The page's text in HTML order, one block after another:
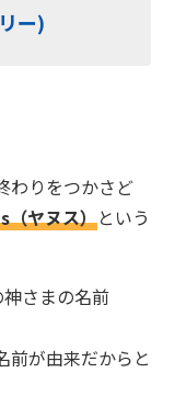
ー)
わりをつかさど
（ヤヌス）という
さまの名前
前が由来だからと